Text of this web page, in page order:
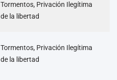
Tormentos, Privación Ilegítima
de la libertad
Tormentos, Privación Ilegítima
de la libertad